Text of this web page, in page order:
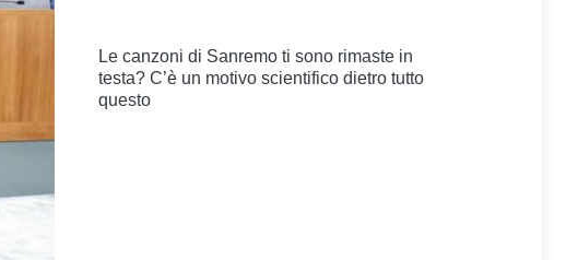
Le canzoni di Sanremo ti sono rimaste in
testa? C’è un motivo scientifico dietro tutto
questo